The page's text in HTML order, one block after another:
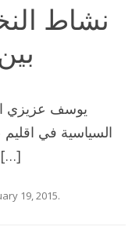
نشاط
السياسية في
سياسي وثقافي ضيق يتأثر اساسا […]
19, 2015.